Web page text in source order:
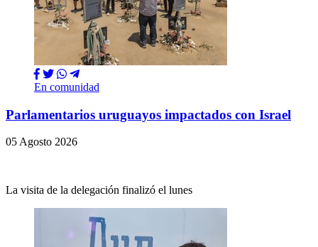
En comunidad
Parlamentarios uruguayos impactados con Israel
05 Agosto 2026
La visita de la delegación finalizó el lunes